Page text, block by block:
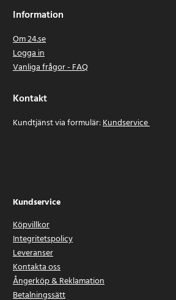
Information
Om 24.se
Logga in
Vanliga frågor - FAQ
Kontakt
Kundtjänst via formulär:Kundservice
Kundservice
Köpvillkor
Integritetspolicy
Leveranser
Kontakta oss
Ångerköp & Reklamation
Betalningssätt